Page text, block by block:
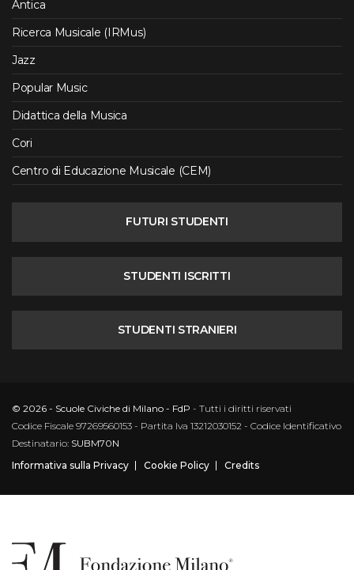
Antica
Ricerca Musicale (IRMus)
Jazz
Popular Music
Didattica della Musica
Cori
Centro di Educazione Musicale (CEM)
FUTURI STUDENTI
STUDENTI ISCRITTI
STUDENTI STRANIERI
© 2026 - Scuole Civiche di Milano - FdP - Tutti i diritti riservati
Codice Fiscale 97269560153 - Partita Iva 13212030152 - Codice Identificativo
Destinatario: SUBM70N
Informativa sulla Privacy
Cookie Policy Credits